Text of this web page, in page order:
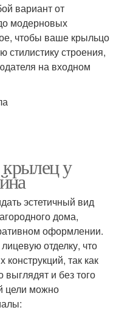
вариант от
модерновых
чтобы ваше крыльцо
строения,
на входном
у
эстетичный вид
дома,
оформлении.
отделку, что
так как
и без того
цели можно